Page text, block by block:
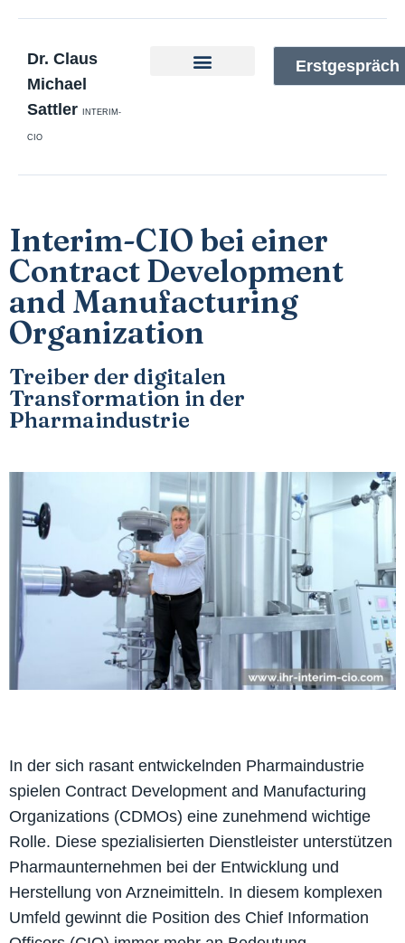
Dr. Claus
Michael
Sattler
INTERIM-
CIO
Erstgespräch
Interim-CIO bei einer
Contract Development
and Manufacturing
Organization
Treiber der digitalen
Transformation in der
Pharmaindustrie
In der sich rasant entwickelnden Pharmaindustrie
spielen Contract Development and Manufacturing
Organizations (CDMOs) eine zunehmend wichtige
Rolle. Diese spezialisierten Dienstleister unterstützen
Pharmaunternehmen bei der Entwicklung und
Herstellung von Arzneimitteln. In diesem komplexen
Umfeld gewinnt die Position des Chief Information